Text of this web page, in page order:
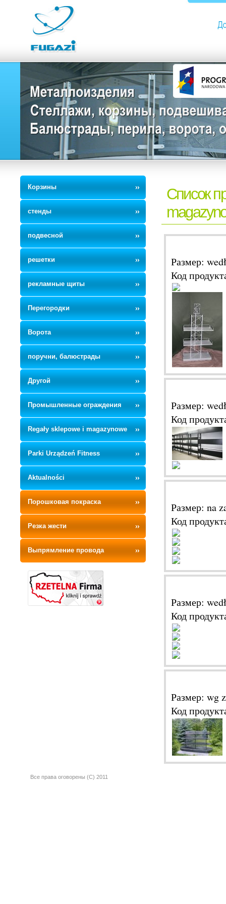
Корзины
стенды
подвесной
решетки
рекламные щиты
Перегородки
Ворота
поручни, балюстрады
Другой
Промышленные ограждения
Regały sklepowe i magazynowe
Parki Urządzeń Fitness
Aktualności
Порошковая покраска
Резка жести
Выпрямление провода
Список
Размер:
Код
Размер:
Код
Размер: na
Код
Размер:
Код
Размер: wg
Код
Все права оговорены (C) 2011